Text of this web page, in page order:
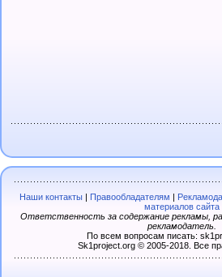
Наши контакты| Правообладателям
материалов сайта
Ответственность за содержание рекламы,
рекламодатель.
По всем вопросам писать:
Sk1project.org © 2005-2018. Все